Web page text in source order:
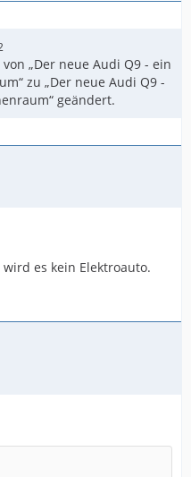
„Der neue Audi Q9 - ein
zu „Der neue Audi Q9 -
geändert.
es kein Elektroauto.